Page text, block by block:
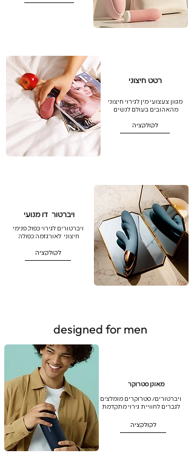
רטט חיצוני
מגוון צעצועי מין לגירוי חיצוני
מהאהובים בעולם לנשים
לקולקציה
ויברטור דו מנועי
ויברטורים לגירוי כפול, פנימי
חיצוני לאורגזמה כפולה
לקולקציה
designed for men
מאונן סטרוקר
ויברטורים/ סטרוקרים מומלצים
לגברים לחוויית גירוי מתקדמת
לקולקציה